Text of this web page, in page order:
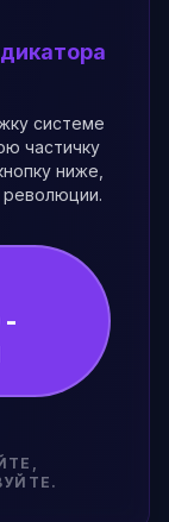
системе
частичку
ниже,
революции.
-